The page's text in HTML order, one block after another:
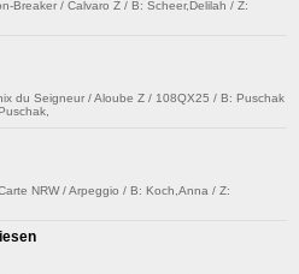
Breaker / Calvaro Z / B: Scheer,Delilah / Z:
du Seigneur / Aloube Z / 108QX25 / B: Puschak
NRW / Arpeggio / B: Koch,Anna / Z: